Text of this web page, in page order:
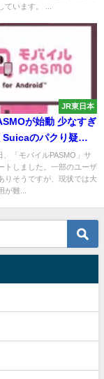
ています。 ...
JR東日本
が始動 少なすぎ
のパクり疑惑
はほぼ不可
、「モバイルPASMO」サ
トしました。一部のユーザ
りそうですが、現状では大
が難...